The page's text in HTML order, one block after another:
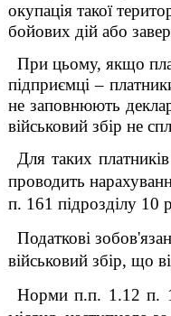
окупація такої
бойових дій або
При цьому, якщо
підприємці –
не заповнюють
військовий збір не
Для таких
проводить
п. 161 підрозділу 10
Податкові
військовий збір, що
Нормип.п. 1.12 п.